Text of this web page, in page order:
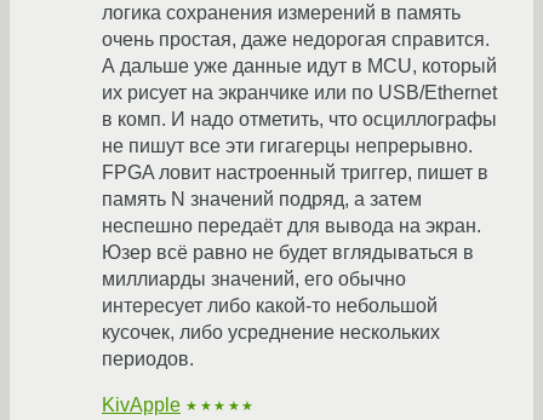
логика сохранения измерений в память
очень простая, даже недорогая справится.
А дальше уже данные идут в MCU, который
их рисует на экранчике или по USB/Ethernet
в комп. И надо отметить, что осциллографы
не пишут все эти гигагерцы непрерывно.
FPGA ловит настроенный триггер, пишет в
память N значений подряд, а затем
неспешно передаёт для вывода на экран.
Юзер всё равно не будет вглядываться в
миллиарды значений, его обычно
интересует либо какой-то небольшой
кусочек, либо усреднение нескольких
периодов.
KivApple ★★★★★